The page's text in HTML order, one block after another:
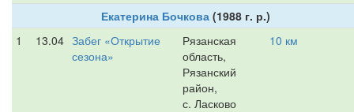
Екатерина Бочкова(1988 г. р.)
1
13.04 Забег «Открытие
сезона»
Рязанская
область,
Рязанский
район,
с. Ласково
10 км